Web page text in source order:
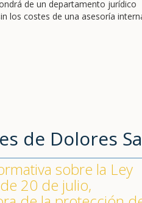
de un departamento jurídico
los costes de una asesoría
de Dolores
sobre la Ley
20 de julio,